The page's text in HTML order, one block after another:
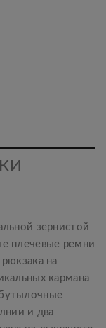
зернистой
плечевые ремни
на
кармана
и два